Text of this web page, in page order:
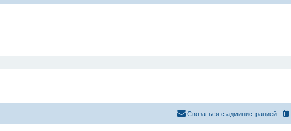
Связаться с администрацией